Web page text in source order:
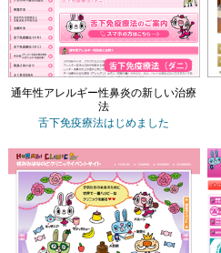
通年性アレルギー性鼻炎の新しい治療
法
舌下免疫療法はじめました